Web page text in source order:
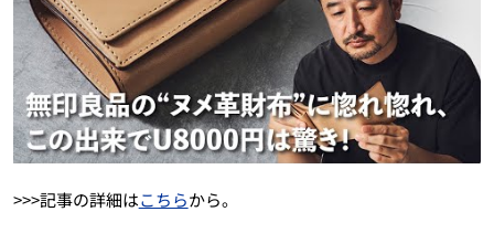
>>>記事の詳細はこちらから。